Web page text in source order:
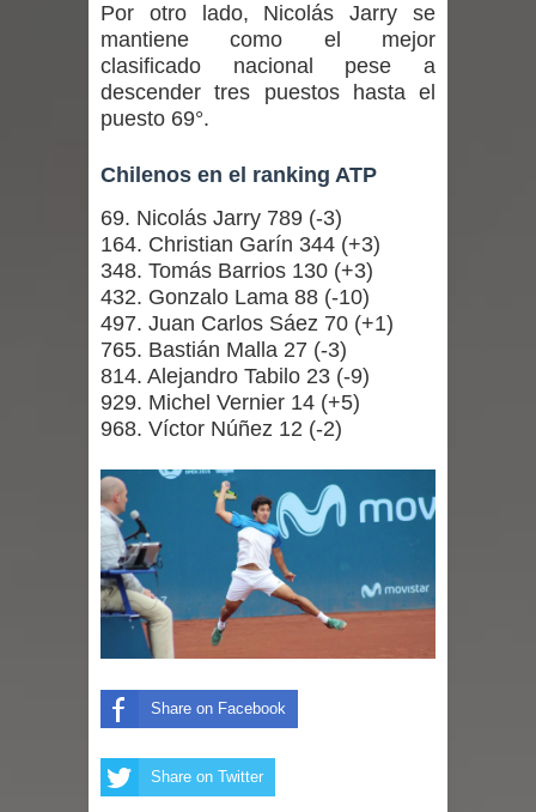
Banda linarense Los Remembers
regresa de Brasil tras impulsar un
Alta positividad en influenza hace que
expertos reiteren llamado a
vacunarse
Mario Meza endurece críticas contra
Linares: “No dará la cara”
Seremi de Desarrollo Social y Familia
mantiene despliegue para apoyar a
emergencia.
Por otro lado, Nicolás Jarry se
mantiene como el mejor
clasificado nacional pese a
descender tres puestos hasta el
puesto 69°.
Chilenos en el ranking ATP
69. Nicolás Jarry 789 (-3)
164. Christian Garín 344 (+3)
348. Tomás Barrios 130 (+3)
432. Gonzalo Lama 88 (-10)
497. Juan Carlos Sáez 70 (+1)
765. Bastián Malla 27 (-3)
814. Alejandro Tabilo 23 (-9)
929. Michel Vernier 14 (+5)
968. Víctor Núñez 12 (-2)
Share on Facebook
Share on Twitter